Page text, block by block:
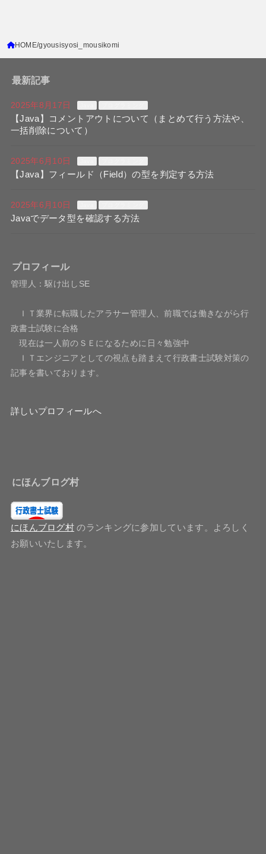
HOME gyousisyosi_mousikomi
最新記事
2025年8月17日
【Java】コメントアウトについて（まとめて行う方法や、
一括削除について）
2025年6月10日
【Java】フィールド（Field）の型を判定する方法
2025年6月10日
Javaでデータ型を確認する方法
プロフィール
管理人：駆け出しSE
ＩＴ業界に転職したアラサー管理人、前職では働きながら行
政書士試験に合格
現在は一人前のＳＥになるために日々勉強中
ＩＴエンジニアとしての視点も踏まえて行政書士試験対策の
記事を書いております。
詳しいプロフィールへ
にほんブログ村
にほんブログ村 のランキングに参加しています。よろしく
お願いいたします。